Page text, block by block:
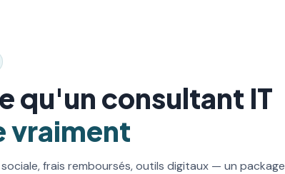
qu'un consultant IT
vraiment
frais remboursés, outils digitaux — un package